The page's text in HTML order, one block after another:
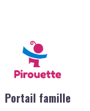
Portail famille